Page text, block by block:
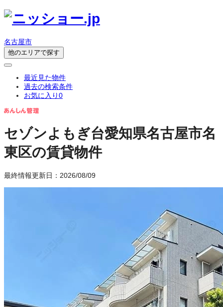
名古屋市
他のエリアで探す
最近見た物件
過去の検索条件
お気に入り0
セゾンよもぎ台愛知県名古屋市名
東区の賃貸物件
最終情報更新日：2026/08/09